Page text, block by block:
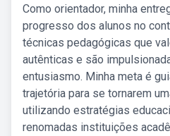
Como orientador, minha
progresso dos alunos no
técnicas pedagógicas que
autênticas e são
entusiasmo. Minha meta é
trajetória para se tornarem
utilizando estratégias
renomadas instituições